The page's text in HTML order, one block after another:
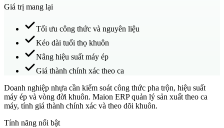
Giá trị mang lại
Tối ưu công thức và nguyên liệu
Kéo dài tuổi thọ khuôn
Nâng hiệu suất máy ép
Giá thành chính xác theo ca
Doanh nghiệp nhựa cần kiểm soát công thức pha trộn, hiệu suất
máy ép và vòng đời khuôn. Maion ERP quản lý sản xuất theo ca
máy, tính giá thành chính xác và theo dõi khuôn.
Tính năng nổi bật